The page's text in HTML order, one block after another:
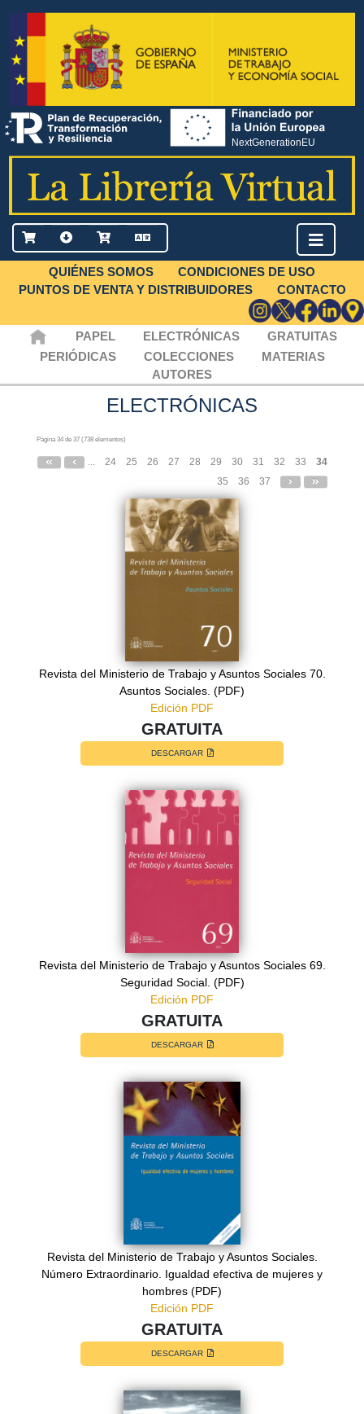
QUIÉNES SOMOS
CONDICIONES DE USO
PUNTOS DE VENTA Y DISTRIBUIDORES
CONTACTO
PAPEL ELECTRÓNICAS
GRATUITAS
PERIÓDICAS
COLECCIONES
MATERIAS
AUTORES
ELECTRÓNICAS
Página 34 de 37 (738 elementos)
24 25 26 27 28 29 30 31 32 33
34
35
36 37
Revista del Ministerio de Trabajo y Asuntos Sociales 70.
Asuntos Sociales. (PDF)
Edición PDF
GRATUITA
DESCARGAR
Revista del Ministerio de Trabajo y Asuntos Sociales 69.
Seguridad Social. (PDF)
Edición PDF
GRATUITA
DESCARGAR
Revista del Ministerio de Trabajo y Asuntos Sociales.
Número Extraordinario. Igualdad efectiva de mujeres y
hombres (PDF)
Edición PDF
GRATUITA
DESCARGAR